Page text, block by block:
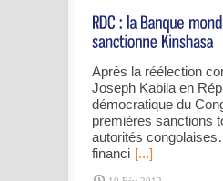
Après la réélection
Joseph Kabila en
démocratique du
premières sanctions
autorités
financi [...]